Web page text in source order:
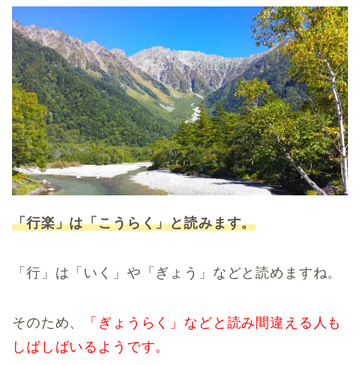
「行楽」は「こうらく」と読みます。
「行」は「いく」や「ぎょう」などと読めますね。
そのため、
「ぎょうらく」などと読み間違える人も
しばしばいるようです。